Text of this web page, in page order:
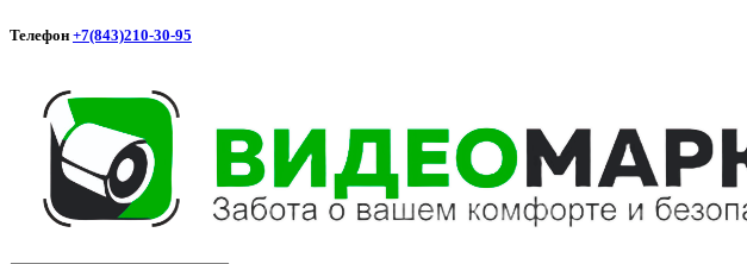
Телефон +7(843)210-30-95